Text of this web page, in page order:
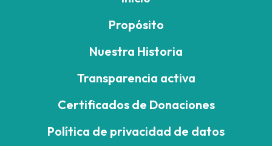
Propósito
Nuestra Historia
Transparencia activa
Certificados de Donaciones
Política de privacidad de datos